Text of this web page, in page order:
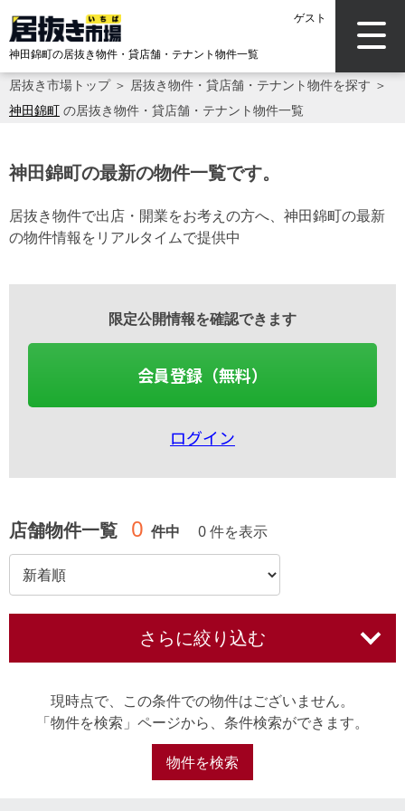
ゲスト
神田錦町の居抜き物件・貸店舗・テナント物件一覧
居抜き市場トップ＞ 居抜き物件・貸店舗・テナント物件を探す ＞
神田錦町 の居抜き物件・貸店舗・テナント物件一覧
神田錦町の最新の物件一覧です。
居抜き物件で出店・開業をお考えの方へ、神田錦町の最新
の物件情報をリアルタイムで提供中
限定公開情報を確認できます
会員登録（無料）
ログイン
店舗物件一覧 0 件中 0 件を表示
さらに絞り込む
現時点で、この条件での物件はございません。
「物件を検索」ページから、条件検索ができます。
物件を検索